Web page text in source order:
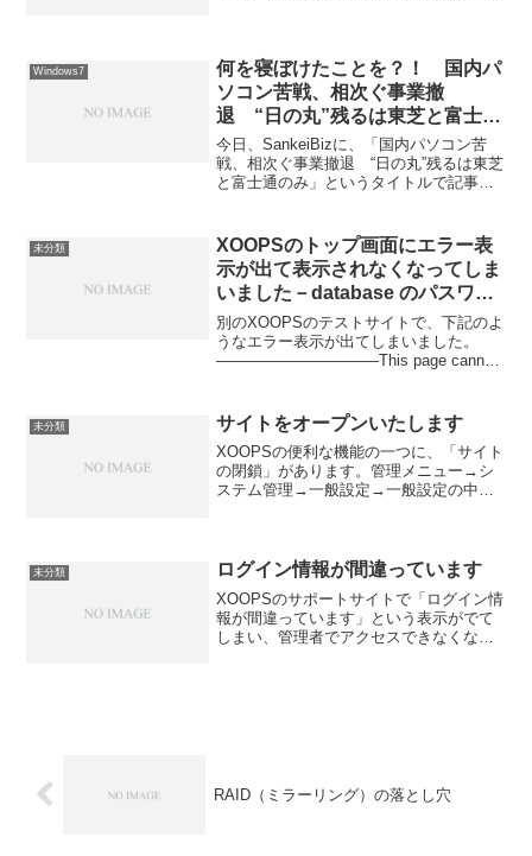
Windows7
何を寝ぼけたことを？！ 国内パ
ソコン苦戦、相次ぐ事業撤
退 “日の丸”残るは東芝と富士通
のみ
今日、SankeiBizに、「国内パソコン苦
戦、相次ぐ事業撤退 “日の丸”残るは東芝
と富士通のみ」というタイトルで記事が
Windows7（Windows8は、ほとんど...
未分類
XOOPSのトップ画面にエラー表
示が出て表示されなくなってしま
いました－database のパスワー
ドの変更が原因
別のXOOPSのテストサイトで、下記のよ
うなエラー表示が出てしまいました。
——————————–This page cannot
未分類 サイトをオープンいたします
XOOPSの便利な機能の一つに、「サイト
の閉鎖」があります。管理メニュー→シ
ステム管理→一般設定→一般設定の中
由1)サイトを...
未分類 ログイン情報が間違っています
XOOPSのサポートサイトで「ログイン情
報が間違っています」という表示がでて
しまい、管理者でアクセスできなくなっ
RAID（ミラーリング）の落とし穴